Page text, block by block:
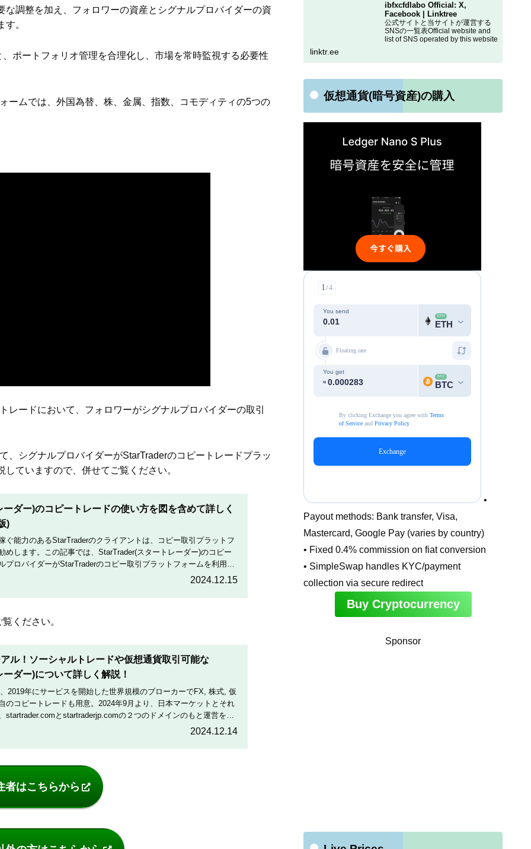
調整を加え、フォロワーの資産とシグナルプロバイダーの資
。
ポートフォリオ管理を合理化し、市場を常時監視する必要性
ームでは、外国為替、株、金属、指数、コモディティの5つの
レードにおいて、フォロワーがシグナルプロバイダーの取引
、シグナルプロバイダーがStarTraderのコピートレードプラッ
ていますので、併せてご覧ください。
ダー)のコピートレードの使い方を図を含めて詳しく
)
ぐ能力のあるStarTraderのクライアントは、コピー取引プラットフ
めします。この記事では、StarTrader(スタートレーダー)のコピー
プロバイダーがStarTraderのコピー取引プラットフォームを利用す
2024.12.15
ください。
ル！ソーシャルトレードや仮想通貨取引可能な
ダー)について詳しく解説！
2019年にサービスを開始した世界規模のブローカーでFX, 株式, 仮
のコピートレードも用意。2024年9月より、日本マーケットとそれ
startrader.comとstartraderjp.comの２つのドメインのもと運営を行
華な景品と交換できます。詳細はこの記事をご覧ください。2024.12.14
者はこちらから
ibfxcfdlabo Official: X,
Facebook | Linktree
公式サイトと当サイトが運営する
SNSの一覧表Official website and
list of SNS operated by this website
linktr.ee
仮想通貨(暗号資産)の購入
•
Payout methods: Bank transfer, Visa,
Mastercard, Google Pay (varies by country)
• Fixed 0.4% commission on fiat conversion
• SimpleSwap handles KYC/payment
collection via secure redirect
Buy Cryptocurrency
Sponsor